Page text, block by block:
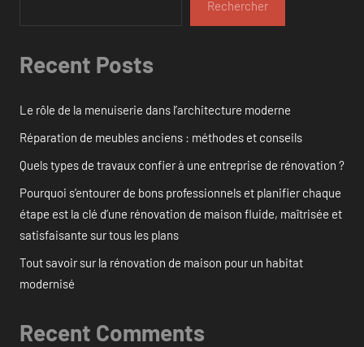
Rechercher
Recent Posts
Le rôle de la menuiserie dans l’architecture moderne
Réparation de meubles anciens : méthodes et conseils
Quels types de travaux confier à une entreprise de rénovation ?
Pourquoi s’entourer de bons professionnels et planifier chaque
étape est la clé d’une rénovation de maison fluide, maîtrisée et
satisfaisante sur tous les plans
Tout savoir sur la rénovation de maison pour un habitat
modernisé
Recent Comments